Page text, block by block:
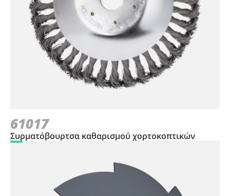
61017
Συρματόβουρτσα καθαρισμού χορτοκοπτικών